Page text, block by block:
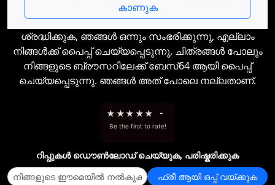
കാണുക
ശ്രദ്ധിക്കുക, ഞങ്ങൾ ഒന്നും സംഭരിക്കുന്നു, എല്ലാം
നിങ്ങൾക്ക് പൈപ്പ് ചെയ്യപ്പെടുന്നു, ചിത്രങ്ങൾ പോലും
നിങ്ങളുടെ ബ്രൗസറിലേക്ക് ബേസ്64 ആയി പൈപ്പ്
ചെയ്യപ്പെടുന്നു. ഞങ്ങൾ അത് പോലെ നല്ലതാണ്.
★ ★★ ★★ -
Be the first to rate!
റിപ്പുകള്‍ ഡൌണ്‍ലോഡ് ചെയ്യുക, പരിഷ്കരിക്കുക
ഫ്രീ ആയി ഒപ്പ് വയ്ക്കുക